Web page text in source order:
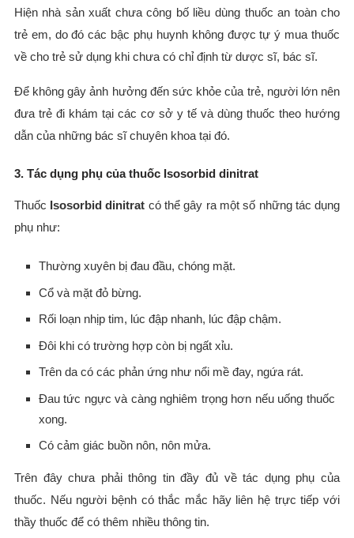
Hiện nhà sản xuất chưa công bố liều dùng thuốc an toàn cho
trẻ em, do đó các bậc phụ huynh không được tự ý mua thuốc
về cho trẻ sử dụng khi chưa có chỉ định từ dược sĩ, bác sĩ.
Để không gây ảnh hưởng đến sức khỏe của trẻ, người lớn nên
đưa trẻ đi khám tại các cơ sở y tế và dùng thuốc theo hướng
dẫn của những bác sĩ chuyên khoa tại đó.
3. Tác dụng phụ của thuốc Isosorbid dinitrat
Thuốc Isosorbid dinitrat có thể gây ra một số những tác dụng
phụ như:
Thường xuyên bị đau đầu, chóng mặt.
Cổ và mặt đỏ bừng.
Rối loạn nhịp tim, lúc đập nhanh, lúc đập chậm.
Đôi khi có trường hợp còn bị ngất xỉu.
Trên da có các phản ứng như nổi mề đay, ngứa rát.
Đau tức ngực và càng nghiêm trọng hơn nếu uống thuốc
xong.
Có cảm giác buồn nôn, nôn mửa.
Trên đây chưa phải thông tin đầy đủ về tác dụng phụ của
thuốc. Nếu người bệnh có thắc mắc hãy liên hệ trực tiếp với
thầy thuốc để có thêm nhiều thông tin.